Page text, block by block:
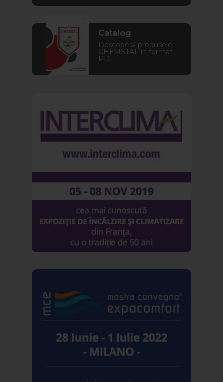
Catalog
Descoperă produsele
CHEMSTAL în format
PDF